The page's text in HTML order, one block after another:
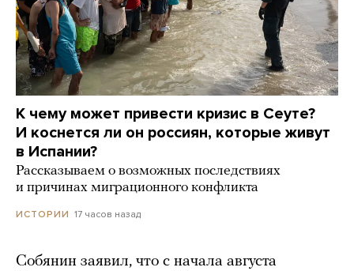
К чему может привести кризис в Сеуте?
И коснется ли он россиян, которые живут
в Испании?
Рассказываем о возможных последствиях
и причинах миграционного конфликта
ИСТОРИИ 17 часов назад
Собянин заявил, что с начала августа